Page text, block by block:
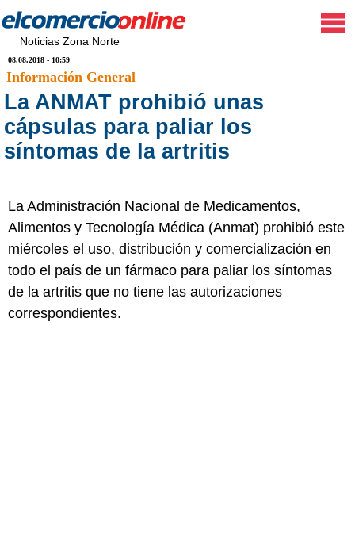
Noticias Zona Norte
08.08.2018 - 10:59
Información General
La ANMAT prohibió unas
cápsulas para paliar los
síntomas de la artritis
La Administración Nacional de Medicamentos,
Alimentos y Tecnología Médica (Anmat) prohibió este
miércoles el uso, distribución y comercialización en
todo el país de un fármaco para paliar los síntomas
de la artritis que no tiene las autorizaciones
correspondientes.